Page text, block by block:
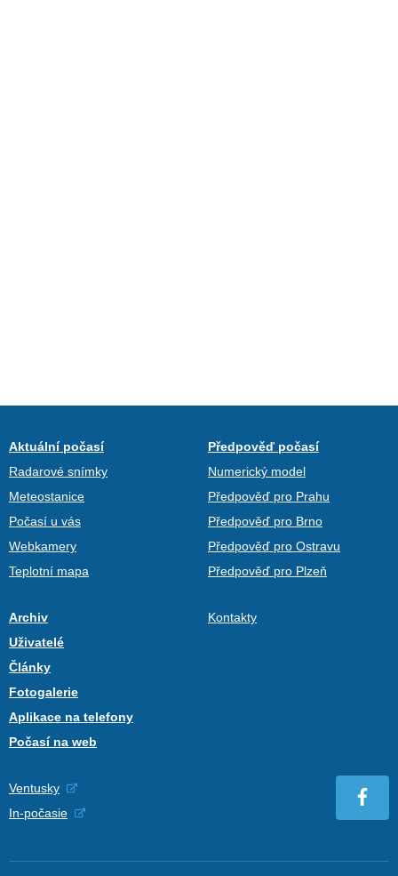
Aktuální počasí
Radarové snímky
Meteostanice
Počasí u vás
Webkamery
Teplotní mapa
Předpověď počasí
Numerický model
Předpověď pro Prahu
Předpověď pro Brno
Předpověď pro Ostravu
Předpověď pro Plzeň
Archiv
Uživatelé
Články
Fotogalerie
Aplikace na telefony
Počasí na web
Kontakty
Ventusky
In-počasie